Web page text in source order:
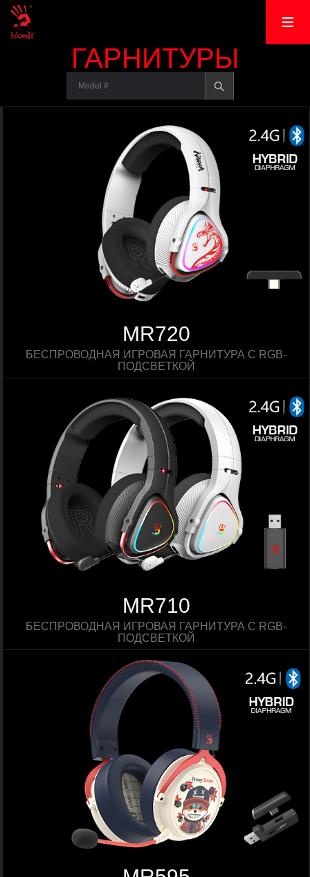
ГАРНИТУРЫ
MR720
БЕСПРОВОДНАЯ ИГРОВАЯ ГАРНИТУРА С RGB-
ПОДСВЕТКОЙ
MR710
БЕСПРОВОДНАЯ ИГРОВАЯ ГАРНИТУРА С RGB-
ПОДСВЕТКОЙ